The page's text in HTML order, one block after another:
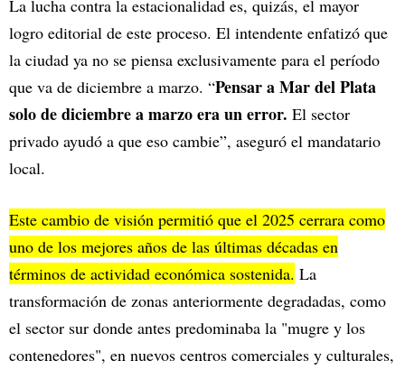
La lucha contra la estacionalidad es, quizás, el mayor
logro editorial de este proceso. El intendente enfatizó que
la ciudad ya no se piensa exclusivamente para el período
que va de diciembre a marzo. “Pensar a Mar del Plata
solo de diciembre a marzo era un error. El sector
privado ayudó a que eso cambie”, aseguró el mandatario
local.
Este cambio de visión permitió que el 2025 cerrara como
uno de los mejores años de las últimas décadas en
términos de actividad económica sostenida. La
transformación de zonas anteriormente degradadas, como
el sector sur donde antes predominaba la "mugre y los
contenedores", en nuevos centros comerciales y culturales,